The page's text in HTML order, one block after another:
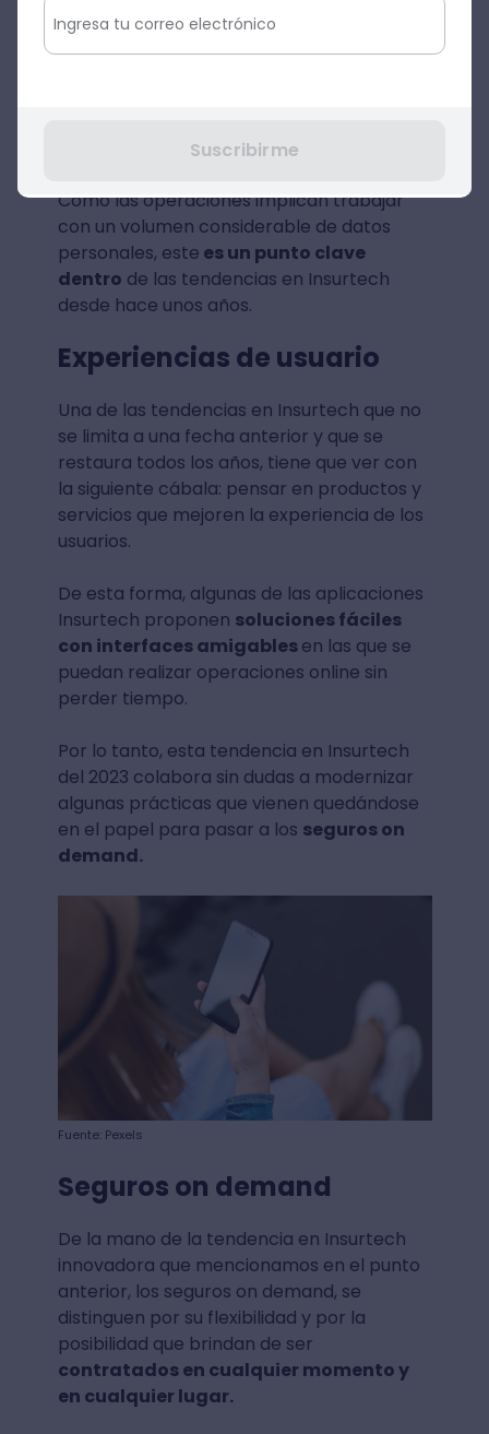
En el mercado global de Insurtech, así
Como las operaciones implican trabajar
con un volumen considerable de datos
personales, este es un punto clave
dentro de las tendencias en Insurtech
desde hace unos años.
Experiencias de usuario
Una de las tendencias en Insurtech que no
se limita a una fecha anterior y que se
restaura todos los años, tiene que ver con
la siguiente cábala: pensar en productos y
servicios que mejoren la experiencia de los
usuarios.
De esta forma, algunas de las aplicaciones
Insurtech proponen soluciones fáciles
con interfaces amigablesen las que se
puedan realizar operaciones online sin
perder tiempo.
Por lo tanto, esta tendencia en Insurtech
del 2023 colabora sin dudas a modernizar
algunas prácticas que vienen quedándose
en el papel para pasar a los seguros on
demand.
Fuente: Pexels
Seguros on demand
De la mano de la tendencia en Insurtech
innovadora que mencionamos en el punto
anterior, los seguros on demand, se
distinguen por su flexibilidad y por la
posibilidad que brindan de ser
contratados en cualquier momento y
en cualquier lugar.
Suscribirme